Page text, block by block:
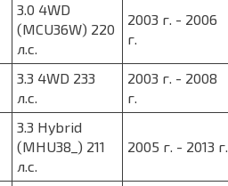
3.0 4WD
(MCU36W) 220
л.с.
2003 г. - 2006
г.
3.3 4WD 233
л.с.
2003 г. - 2008
г.
3.3 Hybrid
(MHU38_) 211
л.с.
2005 г. - 2013 г.